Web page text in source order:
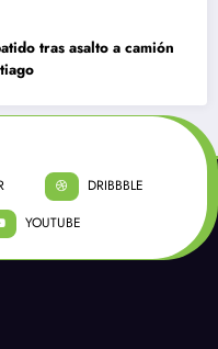
tras asalto a camión
DRIBBBLE
YOUTUBE